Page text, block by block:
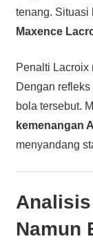
tenang. Situasi
Maxence
Penalti Lacroix
Dengan
bola tersebut.
kemenangan
menyandang
Namun